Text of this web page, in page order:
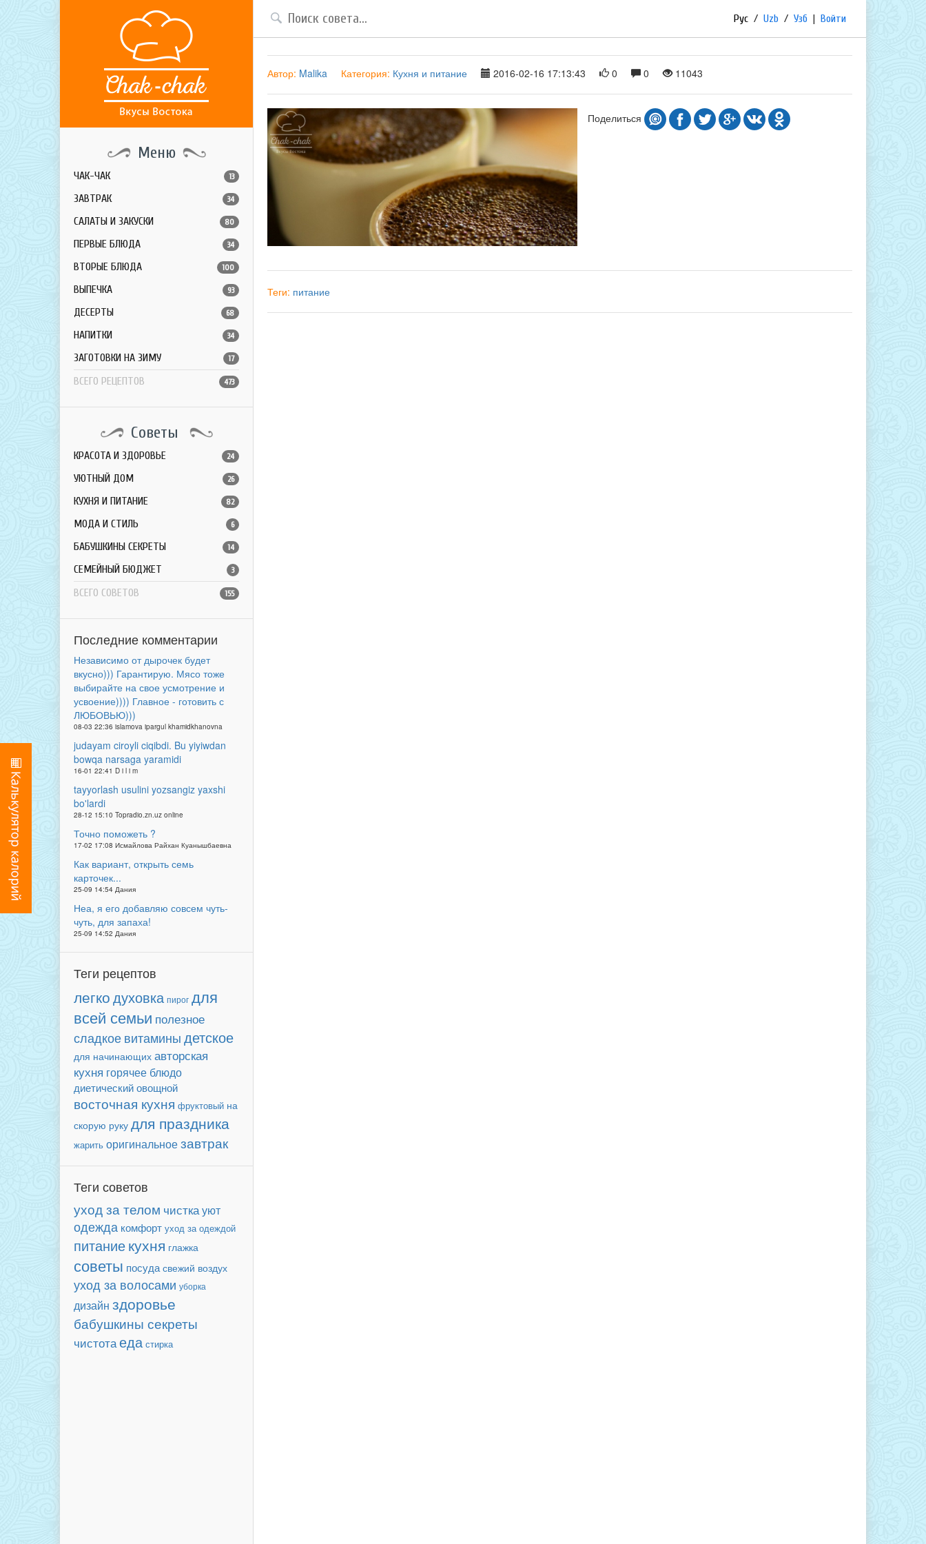
Меню
ЧАК-ЧАК 13
ЗАВТРАК 34
САЛАТЫ И ЗАКУСКИ 80
ПЕРВЫЕ БЛЮДА 34
ВТОРЫЕ БЛЮДА 100
ВЫПЕЧКА 93
ДЕСЕРТЫ 68
НАПИТКИ 34
ЗАГОТОВКИ НА ЗИМУ 17
ВСЕГО РЕЦЕПТОВ 473
Советы
КРАСОТА И ЗДОРОВЬЕ 24
УЮТНЫЙ ДОМ 26
КУХНЯ И ПИТАНИЕ 82
МОДА И СТИЛЬ 6
БАБУШКИНЫ СЕКРЕТЫ 14
СЕМЕЙНЫЙ БЮДЖЕТ 3
ВСЕГО СОВЕТОВ 155
Последние комментарии
Независимо от дырочек будет
вкусно))) Гарантирую. Мясо тоже
выбирайте на свое усмотрение и
усвоение)))) Главное - готовить с
ЛЮБОВЬЮ)))
08-03 22:36 islamova ipargul khamidkhanovna
judayam ciroyli ciqibdi. Bu yiyiwdan
bowqa narsaga yaramidi
16-01 22:41 D i l i m
tayyorlash usulini yozsangiz yaxshi
bo'lardi
28-12 15:10 Topradio.zn.uz online
Точно поможеть ?
17-02 17:08 Исмайлова Райхан Куанышбаевна
Как вариант, открыть семь
карточек...
25-09 14:54 Дания
Неа, я его добавляю совсем чуть-
чуть, для запаха!
25-09 14:52 Дания
Теги рецептов
легкодуховка пирог для
всей семьи полезное
сладкое витамины детское
для начинающих авторская
кухня горячее блюдо
диетическийовощной
восточная кухня фруктовый на
скорую руку для праздника
жарить оригинальноезавтрак
Теги советов
уход за телом чисткауют
одежда комфорт уход за одеждой
питаниекухня глажка
советы посуда свежий воздух
уход за волосами уборка
дизайн здоровье
бабушкины секреты
чистотаеда стирка
Рус / Uzb / Узб | Войти
Автор: Malika Категория: Кухня и питание 2016-02-16 17:13:43 0 0 11043
Поделиться
Теги: питание